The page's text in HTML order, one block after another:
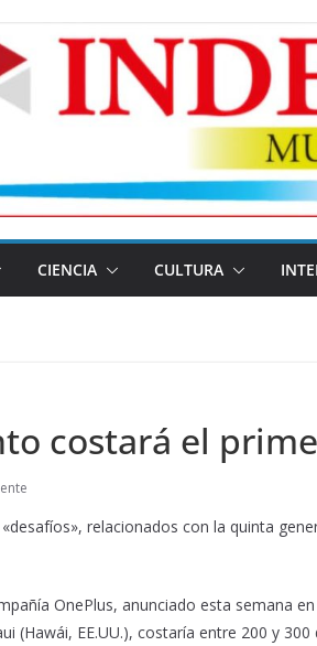
CIENCIA CULTURA
costará el
relacionados con la quinta
OnePlus, anunciado esta semana
(Hawái, EE.UU.), costaría entre 200 y 300